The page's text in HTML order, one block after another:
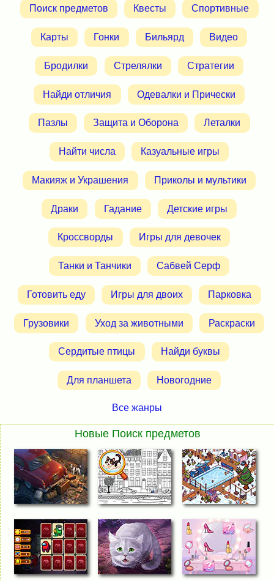
Поиск предметов Квесты Спортивные
Карты Гонки Бильярд Видео
Бродилки Стрелялки Стратегии
Найди отличия Одевалки и Прически
Пазлы Защита и Оборона Леталки
Найти числа Казуальные игры
Макияж и Украшения Приколы и мультики
Драки Гадание Детские игры
Кроссворды Игры для девочек
Танки и Танчики Сабвей Серф
Готовить еду Игры для двоих Парковка
Грузовики Уход за животными Раскраски
Сердитые птицы Найди буквы
Для планшета Новогодние
Все жанры
Новые Поиск предметов